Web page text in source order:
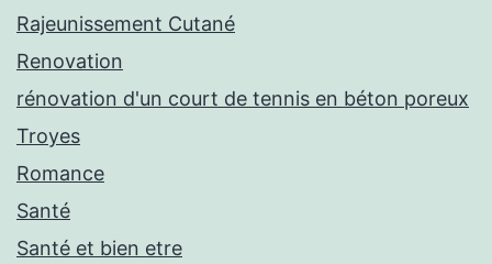
Rajeunissement Cutané
Renovation
rénovation d'un court de tennis en béton poreux
Troyes
Romance
Santé
Santé et bien etre